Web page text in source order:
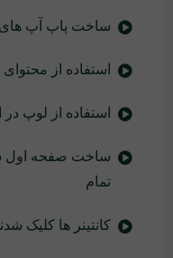
ساخت پاپ آپ
استفاده از محتوای
استفاده از لوپ در
ساخت صفحه اول
تمام
کانتینر ها کلیک